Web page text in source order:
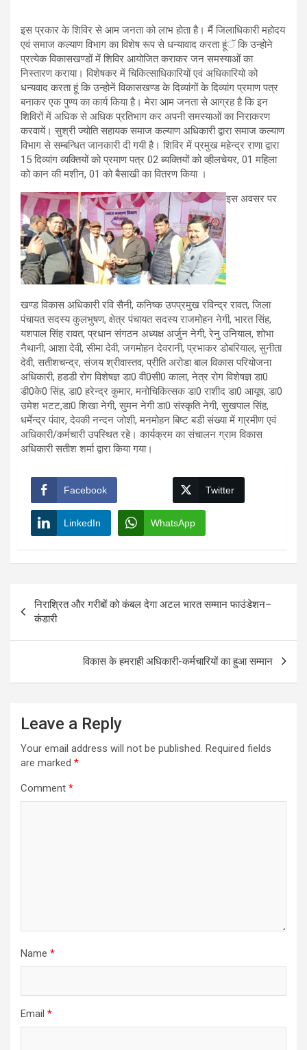
इस प्रकार के शिविर से आम जनता को लाभ होता है। मैं जिलाधिकारी महोदय
एवं समाज कल्याण विभाग का विशेष रूप से धन्यावाद करता हूंॅ कि उन्होने
प्रत्येक विकासखण्डों में शिविर आयोजित कराकर जन समस्याओं का
निस्तारण कराया। विशेषकर में चिकित्साधिकारियों एवं अधिकारियो को
धन्यवाद करता हूं कि उन्होनें विकासखण्ड के दिव्यांगों के दिव्यांग प्रमाण पत्र
बनाकर एक पुण्य का कार्य किया है। मेरा आम जनता से आग्रह है कि इन
शिविरों में अधिक से अधिक प्रतिभाग कर अपनी समस्याओं का निराकरण
करवायें। सुश्री ज्योति सहायक समाज कल्याण अधिकारी द्वारा समाज कल्याण
विभाग से सम्बन्धित जानकारी दी गयी है। शिविर में प्रमुख महेन्द्र राणा द्वारा
15 दिव्यांग व्यक्तियों को प्रमाण पत्र 02 ब्यक्तियों को व्हीलचेयर, 01 महिला
को कान की मशीन, 01 को बैसाखी का वितरण किया ।
इस अवसर पर
खण्ड विकास अधिकारी रवि सैनी, कनिष्क उपप्रमुख रविन्द्र रावत, जिला
पंचायत सदस्य कुलभुषण, क्षेत्र पंचायत सदस्य राजमोहन नेगी, भारत सिंह,
यशपाल सिंह रावत, प्रधान संगठन अध्यक्ष अर्जुन नेगी, रेनु उनियाल, शोभा
नैथानी, आशा देवी, सीमा देवी, जगमोहन देवरानी, प्रभाकर डोबरियाल, सुनीता
देवी, सतीशचन्द्र, संजय श्रीवास्तव, प्रीति अरोडा बाल विकास परियोजना
अधिकारी, हडडी रोग विशेषज्ञ डा0 वी0सी0 काला, नेत्र रोग विशेषज्ञ डा0
डी0के0 सिंह, डा0 हरेन्द्र कुमार, मनोचिकित्सक डा0 राशीद डा0 आयूष, डा0
उमेश भटट,डा0 शिखा नेगी, सुमन नेगी डा0 संस्कृति नेगी, सुखपाल सिंह,
धर्मेन्द्र पंवार, देवकी नन्दन जोशी, मनमोहन बिष्ट बडी संख्या में गा्रमीण एवं
अधिकारी/कर्मचारी उपस्थित रहे। कार्यक्रम का संचालन ग्राम विकास
अधिकारी सतीश शर्मा द्वारा किया गया।
Facebook Twitter
LinkedIn WhatsApp
navigation
निराश्रित और गरीबों को कंबल देगा अटल भारत सम्मान फाउंडेशन–
कंडारी
विकास के हमराही अधिकारी-कर्मचारियों का हुआ सम्मान
Leave a Reply
Your email address will not be published. Required fields
are marked *
Comment *
Name *
Email *